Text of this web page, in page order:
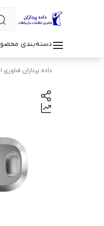
دسته‌بندی
داده پردازان فناوری